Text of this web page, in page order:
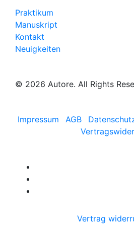
Praktikum
Manuskript
Kontakt
Neuigkeiten
© 2026 Autore. All Rights
Impressum AGB
Vertrag